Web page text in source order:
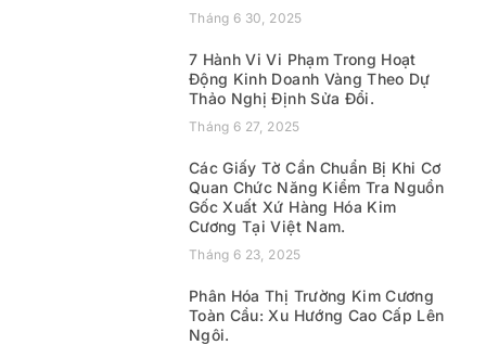
Tháng 6 30, 2025
7 Hành Vi Vi Phạm Trong Hoạt
Động Kinh Doanh Vàng Theo Dự
Thảo Nghị Định Sửa Đổi.
Tháng 6 27, 2025
Các Giấy Tờ Cần Chuẩn Bị Khi Cơ
Quan Chức Năng Kiểm Tra Nguồn
Gốc Xuất Xứ Hàng Hóa Kim
Cương Tại Việt Nam.
Tháng 6 23, 2025
Phân Hóa Thị Trường Kim Cương
Toàn Cầu: Xu Hướng Cao Cấp Lên
Ngôi.